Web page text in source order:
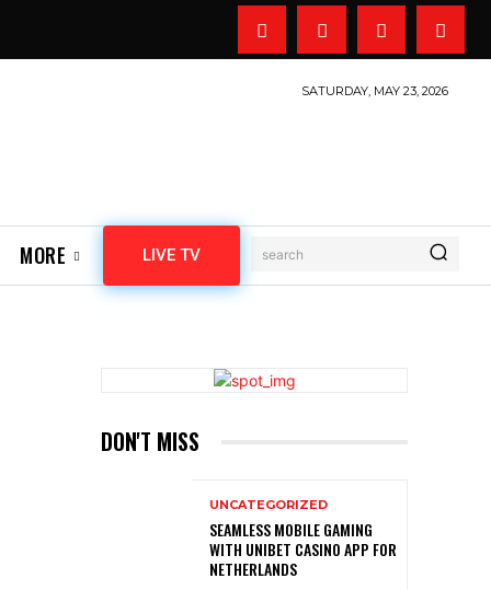
SATURDAY, MAY 23, 2026
search
MORE LIVE TV
DON'T MISS
UNCATEGORIZED
SEAMLESS MOBILE GAMING
WITH UNIBET CASINO APP FOR
NETHERLANDS